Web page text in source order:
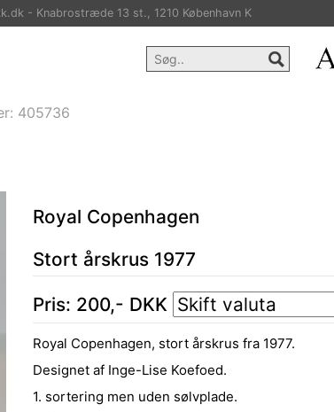
- Knabrostræde 13 st., 1210 København K
405736
Royal Copenhagen
Stort årskrus 1977
Pris: 200,- DKK
Royal Copenhagen, stort årskrus fra 1977.
Designet af Inge-Lise Koefoed.
1. sortering men uden sølvplade.